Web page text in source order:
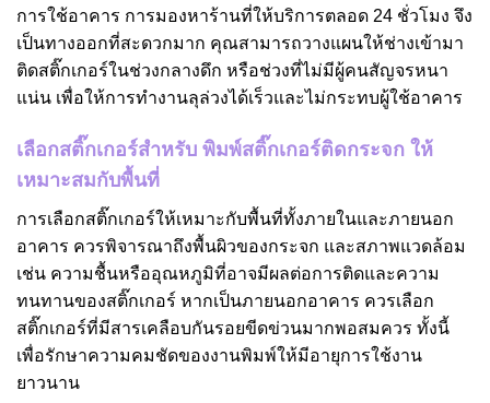
การใช้อาคาร การมองหาร้านที่ให้บริการตลอด 24 ชั่วโมง จึง
เป็นทางออกที่สะดวกมาก คุณสามารถวางแผนให้ช่างเข้ามา
ติดสติ๊กเกอร์ในช่วงกลางดึก หรือช่วงที่ไม่มีผู้คนสัญจรหนา
แน่น เพื่อให้การทำงานลุล่วงได้เร็วและไม่กระทบผู้ใช้อาคาร
เลือกสติ๊กเกอร์สำหรับ พิมพ์สติ๊กเกอร์ติดกระจก ให้
เหมาะสมกับพื้นที่
การเลือกสติ๊กเกอร์ให้เหมาะกับพื้นที่ทั้งภายในและภายนอก
อาคาร ควรพิจารณาถึงพื้นผิวของกระจก และสภาพแวดล้อม
เช่น ความชื้นหรืออุณหภูมิที่อาจมีผลต่อการติดและความ
ทนทานของสติ๊กเกอร์ หากเป็นภายนอกอาคาร ควรเลือก
สติ๊กเกอร์ที่มีสารเคลือบกันรอยขีดข่วนมากพอสมควร ทั้งนี้
เพื่อรักษาความคมชัดของงานพิมพ์ให้มีอายุการใช้งาน
ยาวนาน